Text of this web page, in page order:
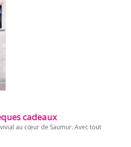
au cœur de Saumur. Avec tout